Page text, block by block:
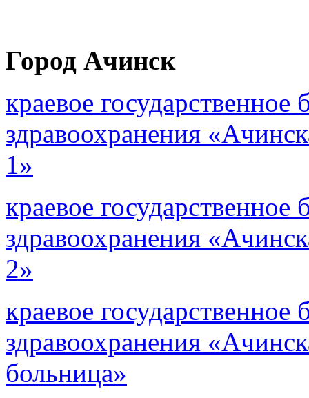
Город Ачинск
краевое
здравоохранения
1»
краевое
здравоохранения
2»
краевое
здравоохранения
больница»